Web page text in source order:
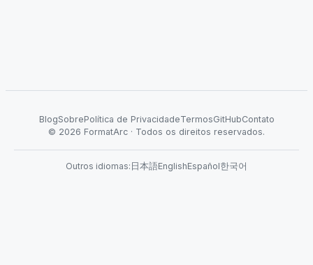
© 2026 FormatArc · Todos os direitos reservados.
BlogSobrePolítica de PrivacidadeTermosGitHubContato
Outros idiomas: 日本語EnglishEspañol한국어